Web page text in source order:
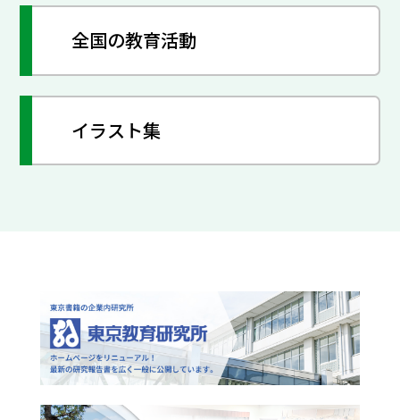
全国の教育活動
イラスト集